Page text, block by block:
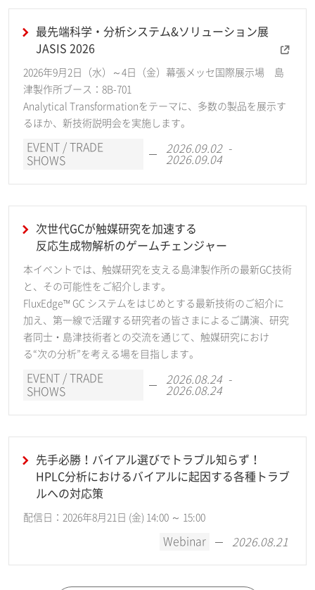
最先端科学・分析システム&ソリューション展
JASIS 2026
2026年9月2日（水）～4日（金）幕張メッセ国際展示場 島
津製作所ブース：8B-701
Analytical Transformationをテーマに、多数の製品を展示す
るほか、新技術説明会を実施します。
EVENT / TRADE
SHOWS
2026.09.02 -
2026.09.04
次世代GCが触媒研究を加速する
反応生成物解析のゲームチェンジャー
本イベントでは、触媒研究を支える島津製作所の最新GC技術
と、その可能性をご紹介します。
FluxEdge™ GC システムをはじめとする最新技術のご紹介に
加え、第一線で活躍する研究者の皆さまによるご講演、研究
者同士・島津技術者との交流を通じて、触媒研究におけ
る“次の分析”を考える場を目指します。
EVENT / TRADE
SHOWS
2026.08.24 -
2026.08.24
先手必勝！バイアル選びでトラブル知らず！
HPLC分析におけるバイアルに起因する各種トラブ
ルへの対応策
配信日：2026年8月21日 (金) 14:00 ～ 15:00
Webinar 2026.08.21